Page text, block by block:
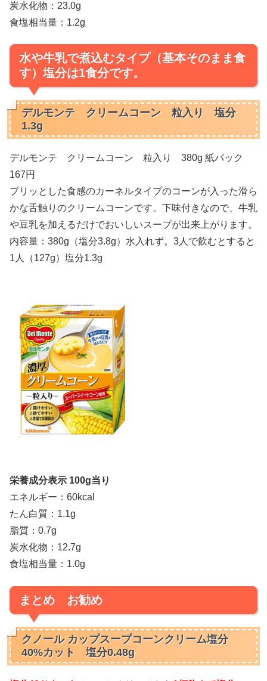
炭水化物：23.0g
食塩相当量：1.2g
水や牛乳で煮込むタイプ（基本そのまま食
す）塩分は1食分です。
デルモンテ クリームコーン 粒入り 塩分
1.3g
デルモンテ クリームコーン 粒入り 380g 紙パック
167円
プリッとした食感のカーネルタイプのコーンが入った滑ら
かな舌触りのクリームコーンです。下味付きなので、牛乳
や豆乳を加えるだけでおいしいスープが出来上がります。
内容量：380g（塩分3.8g）水入れず。3人で飲むとすると
1人（127g）塩分1.3g
栄養成分表示 100g当り
エネルギー：60kcal
たん白質：1.1g
脂質：0.7g
炭水化物：12.7g
食塩相当量：1.0g
まとめ お勧め
クノール カップスープコーンクリーム塩分
40%カット 塩分0.48g